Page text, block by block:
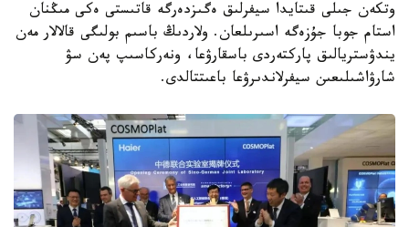
وتكەن جىلى قىتايدا سيفرلىق ەگىزدەرگە قاتىستى ەكى مىڭنان
استام جوبا جۇزەگە اسىرىلعان. ولاردىڭ باسىم بولىگى قالالار مەن
يندۋستريالىق پاركتەردى باسقارۋعا، ونەركاسىپ پەن سۋ
شارۋاشىلىعىن سيفرلاندىرۋعا باعىتتالدى.